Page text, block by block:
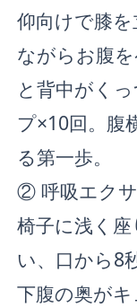
仰向けで膝
ながらお腹
と背中がく
プ×10回。腹
る第一歩。
② 呼吸エクサ
椅子に浅く
い、口から8
下腹の奥が